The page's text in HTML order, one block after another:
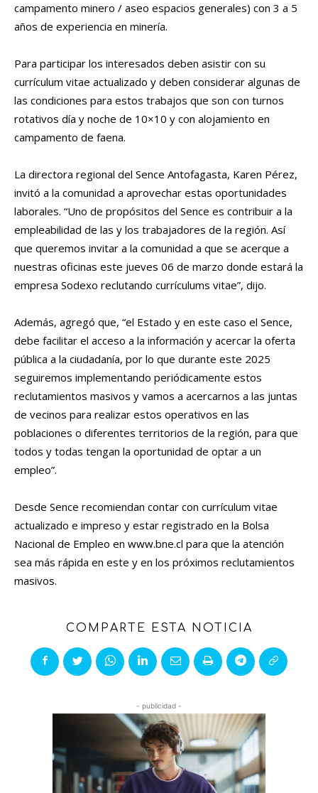
campamento minero / aseo espacios generales) con 3 a 5
años de experiencia en minería.
Para participar los interesados deben asistir con su
currículum vitae actualizado y deben considerar algunas de
las condiciones para estos trabajos que son con turnos
rotativos día y noche de 10×10 y con alojamiento en
campamento de faena.
La directora regional del Sence Antofagasta, Karen Pérez,
invitó a la comunidad a aprovechar estas oportunidades
laborales. “Uno de propósitos del Sence es contribuir a la
empleabilidad de las y los trabajadores de la región. Así
que queremos invitar a la comunidad a que se acerque a
nuestras oficinas este jueves 06 de marzo donde estará la
empresa Sodexo reclutando currículums vitae”, dijo.
Además, agregó que, “el Estado y en este caso el Sence,
debe facilitar el acceso a la información y acercar la oferta
pública a la ciudadanía, por lo que durante este 2025
seguiremos implementando periódicamente estos
reclutamientos masivos y vamos a acercarnos a las juntas
de vecinos para realizar estos operativos en las
poblaciones o diferentes territorios de la región, para que
todos y todas tengan la oportunidad de optar a un
empleo”.
Desde Sence recomiendan contar con currículum vitae
actualizado e impreso y estar registrado en la Bolsa
Nacional de Empleo en www.bne.cl para que la atención
sea más rápida en este y en los próximos reclutamientos
masivos.
COMPARTE ESTA NOTICIA
- publicidad -